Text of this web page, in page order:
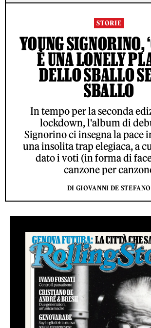
STORIE
YOUNG SIGNORINO,
È UNA LONELY
DELLO SBALLO
SBALLO
In tempo per la seconda
lockdown, l'album di
Signorino ci insegna la pace
una insolita trap elegiaca, a
dato i voti (in forma di
canzone per
DI GIOVANNI DE STEFANO